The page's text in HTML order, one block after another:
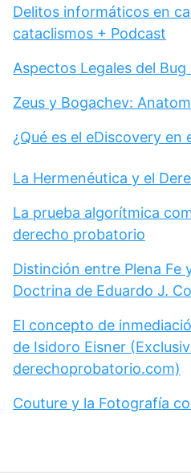
Delitos informáticos en
cataclismos + Podcast
Aspectos Legales del
Zeus y Bogachev:
¿Qué es el eDiscovery en
La Hermenéutica y el
La prueba algorítmica
derecho probatorio
Distinción entre Plena Fe
Doctrina de Eduardo J.
El concepto de
de Isidoro Eisner
derechoprobatorio.com)
Couture y la Fotografía